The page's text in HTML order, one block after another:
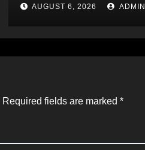
AUGUST 6, 2026 ADMIN
Required fields are marked *